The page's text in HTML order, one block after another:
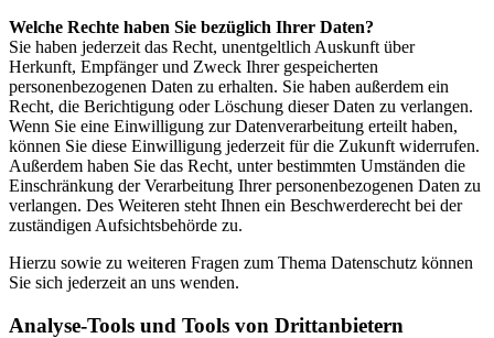
Welche Rechte haben Sie bezüglich Ihrer Daten?
Sie haben jederzeit das Recht, unentgeltlich Auskunft über
Herkunft, Empfänger und Zweck Ihrer gespeicherten
personenbezogenen Daten zu erhalten. Sie haben außerdem ein
Recht, die Berichtigung oder Löschung dieser Daten zu verlangen.
Wenn Sie eine Einwilligung zur Datenverarbeitung erteilt haben,
können Sie diese Einwilligung jederzeit für die Zukunft widerrufen.
Außerdem haben Sie das Recht, unter bestimmten Umständen die
Einschränkung der Verarbeitung Ihrer personenbezogenen Daten zu
verlangen. Des Weiteren steht Ihnen ein Beschwerderecht bei der
zuständigen Aufsichtsbehörde zu.
Hierzu sowie zu weiteren Fragen zum Thema Datenschutz können
Sie sich jederzeit an uns wenden.
Analyse-Tools und Tools von Drittanbietern